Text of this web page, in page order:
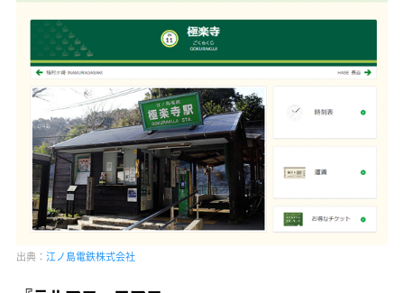
出典： 江ノ島電鉄株式会社